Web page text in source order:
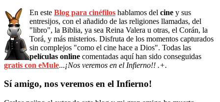
En este Blog para cinéfilos hablamos del cine y sus
entresijos, con el añadido de las religiones llamadas, del
"libro", la Biblia, ya sea Reina Valera u otras, el Corán, la
Torá, y más misterios. Disfruta de los momentos capturados
sin complejos "como el cine hace a Dios". Todas las
películas online comentadas aquí han sido conseguidas
gratis con eMule...¡Nos veremos en el Infierno!! .+.
Sí amigo, nos veremos en el Infierno!